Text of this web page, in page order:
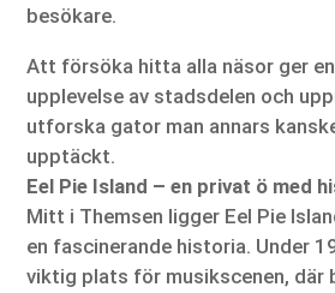
besökare.
Att försöka hitta alla näsor ger
upplevelse av stadsdelen och
utforska gator man annars
upptäckt.
Eel Pie Island – en privat ö med
Mitt i Themsen ligger Eel Pie
en fascinerande historia. Under
viktig plats för musikscenen, där